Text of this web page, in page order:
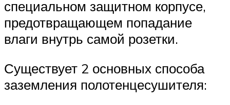
специальном защитном корпусе,
предотвращающем попадание
влаги внутрь самой розетки.
Существует 2 основных способа
заземления полотенцесушителя: